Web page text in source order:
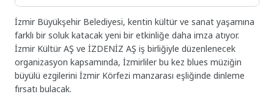
İzmir Büyükşehir Belediyesi, kentin kültür ve sanat yaşamına
farklı bir soluk katacak yeni bir etkinliğe daha imza atıyor.
İzmir Kültür AŞ ve İZDENİZ AŞ iş birliğiyle düzenlenecek
organizasyon kapsamında, İzmirliler bu kez blues müziğin
büyülü ezgilerini İzmir Körfezi manzarası eşliğinde dinleme
fırsatı bulacak.